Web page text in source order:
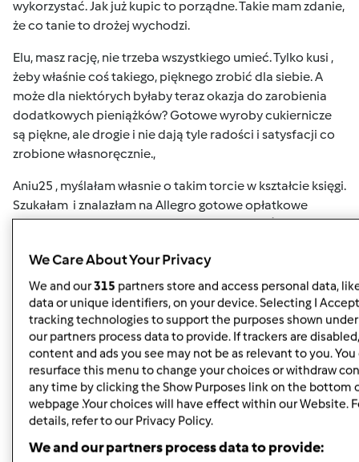
wykorzystać. Jak już kupic to porządne. Takie mam zdanie,
że co tanie to drożej wychodzi.
Elu, masz rację, nie trzeba wszystkiego umieć. Tylko kusi ,
żeby właśnie coś takiego, pięknego zrobić dla siebie. A
może dla niektórych byłaby teraz okazja do zarobienia
dodatkowych pieniążków? Gotowe wyroby cukiernicze
są piękne, ale drogie i nie dają tyle radości i satysfacji co
zrobione własnoręcznie.,
Aniu25 , myślałam własnie o takim torcie w kształcie księgi.
Szukałam i znalazłam na Allegro gotowe opłatkowe
dekoracje z modlitwą i motywami I Komunii Św. Wydaje
zrobi mi ciasto biszkoptowe i kremy, a ja to połączę i na
krem położę opłatkową dekorację. Tak juz to sobie
zaplanowałam. Co mi wyjdzie? Zrobię próbę i podzielę się
z Wami komentarzem.
Góra strony
Zalogujlub zarejestruj sięaby dodawać
We Care About Your Privacy
We and our315 partners store and access personal data,
data or unique identifiers, on your device. Selecting I
tracking technologies to support the purposes shown
our partners process data to provide. If trackers are
content and ads you see may not be as relevant to you. You
resurface this menu to change your choices or withdraw
any time by clicking the Show Purposes link on the bottom
webpage .Your choices will have effect within our Website.
details, refer to our Privacy Policy.
We and our partners process data to provide: